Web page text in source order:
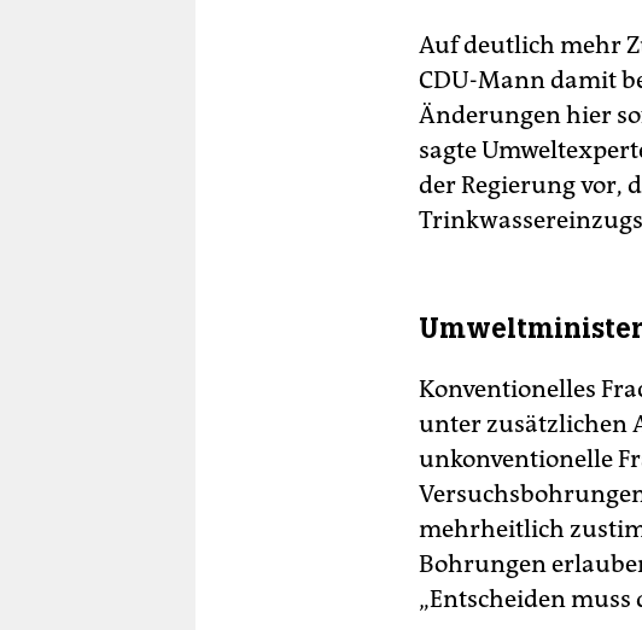
Auf deutlich mehr
CDU-Mann damit
Änderungen hier
sagte
der Regierung vor,
Konventionelles
unter zusätzlichen
unkonventionelle
mehrheitlich
Bohrungen
„Entscheiden muss